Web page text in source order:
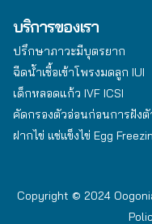
บริการของเรา
ปรึกษาภาวะมีบุตรยาก
ฉีดน้ำเชื้อเข้าโพรงมดลูก IUI
เด็กหลอดแก้ว IVF ICSI
คัดกรองตัวอ่อนก่อนการฝังตั
ฝากไข่ แช่แข็งไข่ Egg
Copyright © 2024